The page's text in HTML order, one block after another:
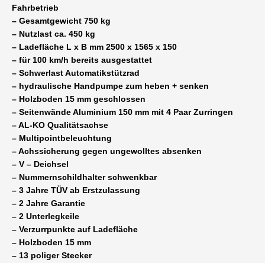
Fahrbetrieb
– Gesamtgewicht 750 kg
– Nutzlast ca. 450 kg
– Ladefläche L x B mm 2500 x 1565 x 150
– für 100 km/h bereits ausgestattet
– Schwerlast Automatikstützrad
– hydraulische Handpumpe zum heben + senken
– Holzboden 15 mm geschlossen
– Seitenwände Aluminium 150 mm mit 4 Paar Zurringen
– AL-KO Qualitätsachse
– Multipointbeleuchtung
– Achssicherung gegen ungewolltes absenken
– V – Deichsel
– Nummernschildhalter schwenkbar
– 3 Jahre TÜV ab Erstzulassung
– 2 Jahre Garantie
– 2 Unterlegkeile
– Verzurrpunkte auf Ladefläche
– Holzboden 15 mm
– 13 poliger Stecker